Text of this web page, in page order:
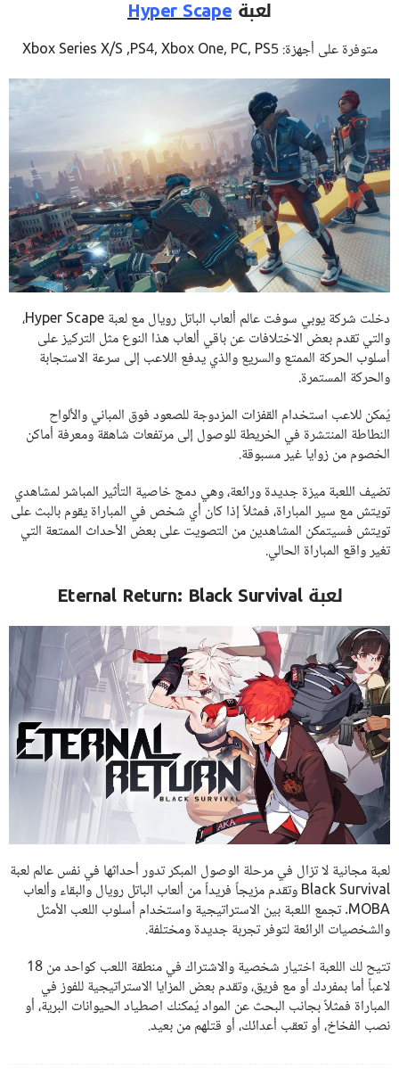
لعبةHyper Scape
متوفرة على أجهزة: Xbox Series X/S ,PS4, Xbox One, PC, PS5
دخلت شركة يوبي سوفت عالم ألعاب الباتل رويال مع لعبة Hyper Scape،
والتي تقدم بعض الاختلافات عن باقي ألعاب هذا النوع مثل التركيز على
أسلوب الحركة الممتع والسريع والذي يدفع اللاعب إلى سرعة الاستجابة
والحركة المستمرة.
يُمكن للاعب استخدام القفزات المزدوجة للصعود فوق المباني والألواح
النطاطة المنتشرة في الخريطة للوصول إلى مرتفعات شاهقة ومعرفة أماكن
الخصوم من زوايا غير مسبوقة.
تضيف اللعبة ميزة جديدة ورائعة، وهي دمج خاصية التأثير المباشر لمشاهدي
تويتش مع سير المباراة، فمثلاً إذا كان أي شخص في المباراة يقوم بالبث على
تويتش فسيتمكن المشاهدين من التصويت على بعض الأحداث الممتعة التي
تغير واقع المباراة الحالي.
لعبة Eternal Return: Black Survival
لعبة مجانية لا تزال في مرحلة الوصول المبكر تدور أحداثها في نفس عالم لعبة
Black Survival وتقدم مزيجاً فريداً من ألعاب الباتل رويال والبقاء وألعاب
MOBA. تجمع اللعبة بين الاستراتيجية واستخدام أسلوب اللعب الأمثل
والشخصيات الرائعة لتوفر تجربة جديدة ومختلفة.
تتيح لك اللعبة اختيار شخصية والاشتراك في منطقة اللعب كواحد من 18
لاعباً أما بمفردك أو مع فريق، وتقدم بعض المزايا الاستراتيجية للفوز في
المباراة فمثلاً بجانب البحث عن المواد يُمكنك اصطياد الحيوانات البرية، أو
نصب الفخاخ، أو تعقب أعدائك، أو قتلهم من بعيد.